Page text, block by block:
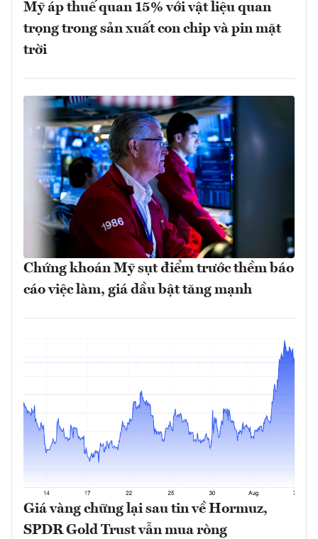
Mỹ áp thuế quan 15% với vật liệu quan
trọng trong sản xuất con chip và pin mặt
trời
Chứng khoán Mỹ sụt điểm trước thềm báo
cáo việc làm, giá dầu bật tăng mạnh
Giá vàng chững lại sau tin về Hormuz,
SPDR Gold Trust vẫn mua ròng